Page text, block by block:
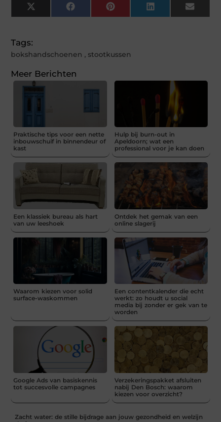
X
(Twitter)
FacebookPinterestLinkedInEmail
Tags:
bokshandschoenen , stootkussen
Meer Berichten
Praktische tips voor een nette
inbouwschuif in binnendeur of
kast
Hulp bij burn-out in
Apeldoorn; wat een
professional voor je kan doen
Een klassiek bureau als hart
van uw leeshoek
Ontdek het gemak van een
online slagerij
Waarom kiezen voor solid
surface-waskommen
Een contentkalender die echt
werkt: zo houdt u social
media bij zonder er gek van te
worden
Google Ads van basiskennis
tot succesvolle campagnes
Verzekeringspakket afsluiten
nabij Den Bosch: waarom
kiezen voor overzicht?
Zacht water: de stille bijdrage aan jouw gezondheid en welzijn